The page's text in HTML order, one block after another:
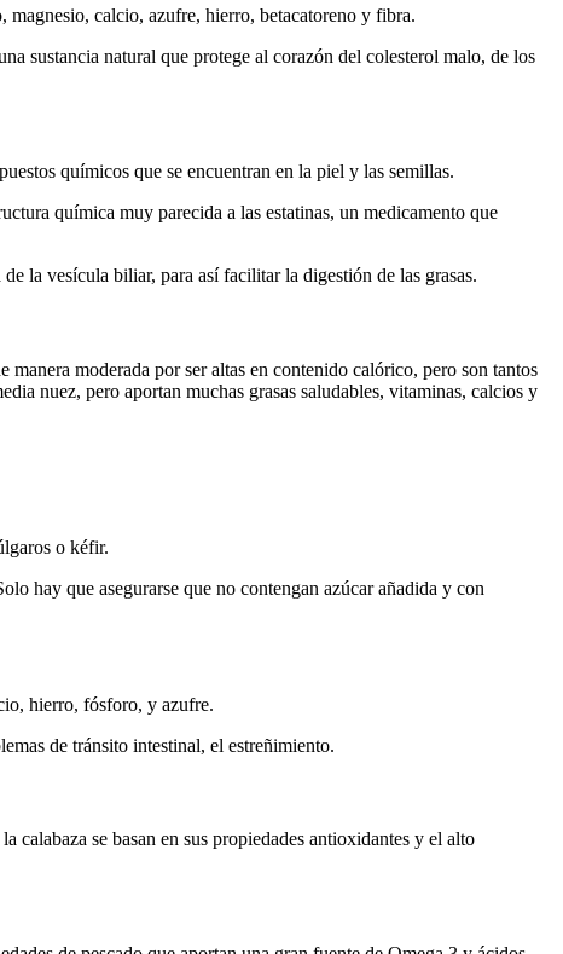
magnesio, calcio, azufre, hierro, betacatoreno y fibra.
sustancia natural que protege al corazón del colesterol malo, de los
químicos que se encuentran en la piel y las semillas.
química muy parecida a las estatinas, un medicamento que
la vesícula biliar, para así facilitar la digestión de las grasas.
moderada por ser altas en contenido calórico, pero son tantos
nuez, pero aportan muchas grasas saludables, vitaminas, calcios y
o kéfir.
hay que asegurarse que no contengan azúcar añadida y con
hierro, fósforo, y azufre.
de tránsito intestinal, el estreñimiento.
calabaza se basan en sus propiedades antioxidantes y el alto